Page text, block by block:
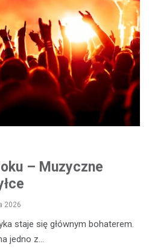
– Muzyczne
2026
staje się głównym bohaterem.
jedno z…